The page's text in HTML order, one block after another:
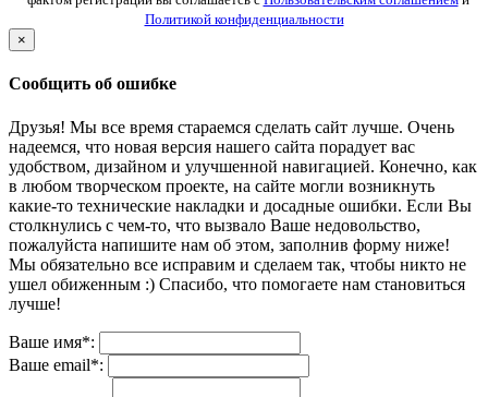
Политикой конфиденциальности
×
Сообщить об ошибке
Друзья! Мы все время стараемся сделать сайт лучше. Очень
надеемся, что новая версия нашего сайта порадует вас
удобством, дизайном и улучшенной навигацией. Конечно, как
в любом творческом проекте, на сайте могли возникнуть
какие-то технические накладки и досадные ошибки. Если Вы
столкнулись с чем-то, что вызвало Ваше недовольство,
пожалуйста напишите нам об этом, заполнив форму ниже!
Мы обязательно все исправим и сделаем так, чтобы никто не
ушел обиженным :) Спасибо, что помогаете нам становиться
лучше!
Ваше имя*:
Ваше email*: